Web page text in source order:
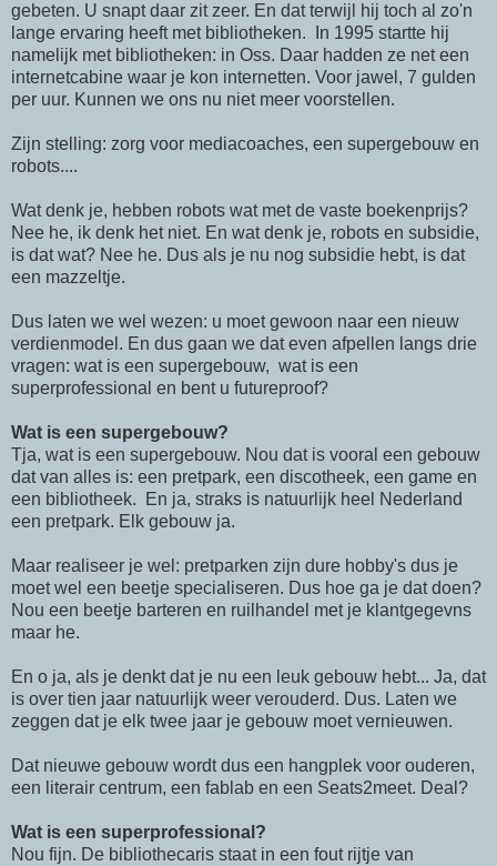
gebeten. U snapt daar zit zeer. En dat terwijl hij toch al zo'n
lange ervaring heeft met bibliotheken. In 1995 startte hij
namelijk met bibliotheken: in Oss. Daar hadden ze net een
internetcabine waar je kon internetten. Voor jawel, 7 gulden
per uur. Kunnen we ons nu niet meer voorstellen.
Zijn stelling: zorg voor mediacoaches, een supergebouw en
robots....
Wat denk je, hebben robots wat met de vaste boekenprijs?
Nee he, ik denk het niet. En wat denk je, robots en subsidie,
is dat wat? Nee he. Dus als je nu nog subsidie hebt, is dat
een mazzeltje.
Dus laten we wel wezen: u moet gewoon naar een nieuw
verdienmodel. En dus gaan we dat even afpellen langs drie
vragen: wat is een supergebouw, wat is een
superprofessional en bent u futureproof?
Wat is een supergebouw?
Tja, wat is een supergebouw. Nou dat is vooral een gebouw
dat van alles is: een pretpark, een discotheek, een game en
een bibliotheek. En ja, straks is natuurlijk heel Nederland
een pretpark. Elk gebouw ja.
Maar realiseer je wel: pretparken zijn dure hobby's dus je
moet wel een beetje specialiseren. Dus hoe ga je dat doen?
Nou een beetje barteren en ruilhandel met je klantgegevns
maar he.
En o ja, als je denkt dat je nu een leuk gebouw hebt... Ja, dat
is over tien jaar natuurlijk weer verouderd. Dus. Laten we
zeggen dat je elk twee jaar je gebouw moet vernieuwen.
Dat nieuwe gebouw wordt dus een hangplek voor ouderen,
een literair centrum, een fablab en een Seats2meet. Deal?
Wat is een superprofessional?
Nou fijn. De bibliothecaris staat in een fout rijtje van